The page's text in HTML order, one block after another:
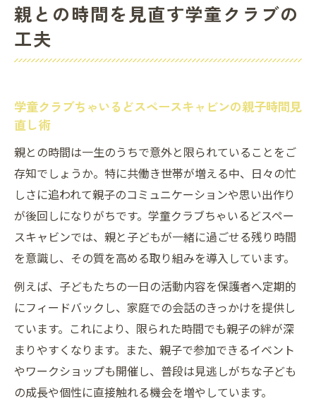
ペースキャビン
学童クラブちゃいるどスペースキャビンで親子
の絆を深める方法
スペースキャビンの工夫
り組み
学童クラブちゃいるどスペースキャビンで
築く信頼関係
親と子どもの思い出を作る実践例紹介
学童クラブで実感する親子の愛情と成長
親と過ごす残り時間 計算のコツと注意点
学童クラブちゃいるどスペースキャビンで
時間の大切さを学ぶ
親との時間 大切にしたい人に伝えたい考え
方
親との時間を見直す学童クラブの
工夫
学童クラブちゃいるどスペースキャビンの親子時間見
直し術
親との時間は一生のうちで意外と限られていることをご
存知でしょうか。特に共働き世帯が増える中、日々の忙
しさに追われて親子のコミュニケーションや思い出作り
が後回しになりがちです。学童クラブちゃいるどスペー
スキャビンでは、親と子どもが一緒に過ごせる残り時間
を意識し、その質を高める取り組みを導入しています。
例えば、子どもたちの一日の活動内容を保護者へ定期的
にフィードバックし、家庭での会話のきっかけを提供し
ています。これにより、限られた時間でも親子の絆が深
まりやすくなります。また、親子で参加できるイベント
やワークショップも開催し、普段は見逃しがちな子ども
の成長や個性に直接触れる機会を増やしています。